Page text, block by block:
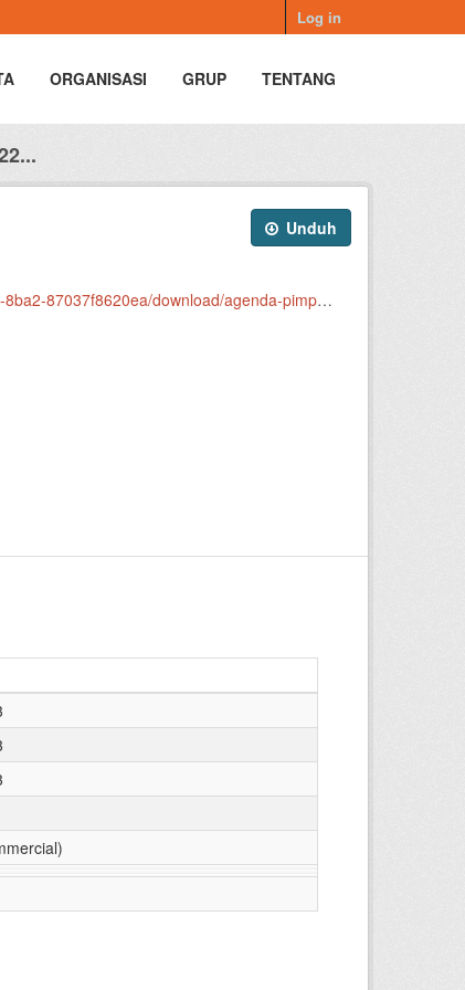
Log in
ORGANISASI GRUP TENTANG
Unduh
08-agustus-dinas-pertanian-pangan-dan-perikanan.xlsx